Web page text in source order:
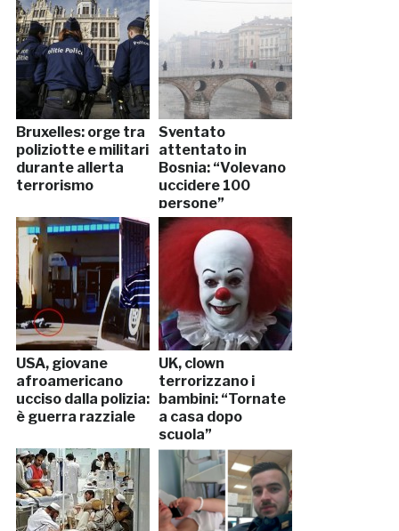
Bruxelles: orge tra
poliziotte e militari
durante allerta
terrorismo
Sventato
attentato in
Bosnia: “Volevano
uccidere 100
persone”
USA, giovane
afroamericano
ucciso dalla polizia:
è guerra razziale
UK, clown
terrorizzano i
bambini: “Tornate
a casa dopo
scuola”